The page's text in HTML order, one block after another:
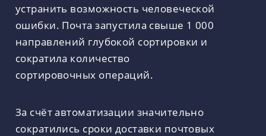
устранить возможность человеческой
ошибки. Почта запустила свыше 1 000
направлений глубокой сортировки и
сократила количество
сортировочных операций.
За счёт автоматизации значительно
сократились сроки доставки почтовых